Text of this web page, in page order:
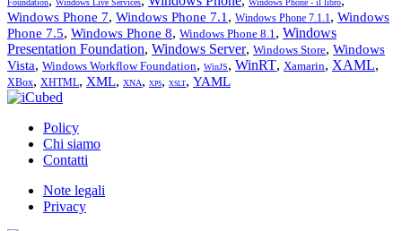
Foundation
Windows Live Services Windows Phone - il libro
Windows Phone 7, Windows Phone 7.1 , Windows Phone 7.1.1, Windows
Phone 7.5, Windows Phone 8, Windows Phone 8.1 , Windows
Presentation Foundation, Windows Server, Windows Store, Windows
Vista, Windows Workflow Foundation, WinJS, WinRT, Xamarin, XAML,
XBox, XHTML, XML, XNA, XPS, XSLT, YAML
Policy
Chi siamo
Contatti
Note legali
Privacy